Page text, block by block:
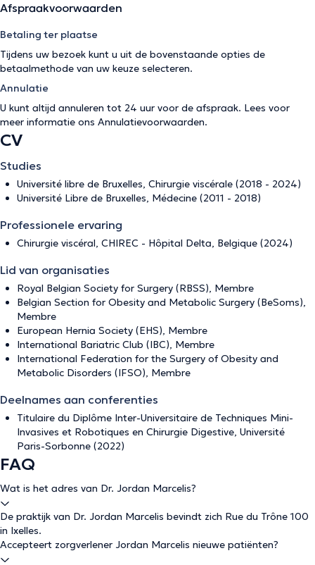
Afspraakvoorwaarden
Betaling ter plaatse
Tijdens uw bezoek kunt u uit de bovenstaande opties de
betaalmethode van uw keuze selecteren.
Annulatie
U kunt altijd annuleren tot 24 uur voor de afspraak. Lees voor
meer informatie ons Annulatievoorwaarden.
CV
Studies
Université libre de Bruxelles, Chirurgie viscérale (2018 - 2024)
Université Libre de Bruxelles, Médecine (2011 - 2018)
Professionele ervaring
Chirurgie viscéral, CHIREC - Hôpital Delta, Belgique (2024)
Lid van organisaties
Royal Belgian Society for Surgery (RBSS), Membre
Belgian Section for Obesity and Metabolic Surgery (BeSoms),
Membre
European Hernia Society (EHS), Membre
International Bariatric Club (IBC), Membre
International Federation for the Surgery of Obesity and
Metabolic Disorders (IFSO), Membre
Deelnames aan conferenties
Titulaire du Diplôme Inter-Universitaire de Techniques Mini-
Invasives et Robotiques en Chirurgie Digestive, Université
Paris-Sorbonne (2022)
FAQ
Wat is het adres van Dr. Jordan Marcelis?
De praktijk van Dr. Jordan Marcelis bevindt zich Rue du Trône 100
in Ixelles.
Accepteert zorgverlener Jordan Marcelis nieuwe patiënten?